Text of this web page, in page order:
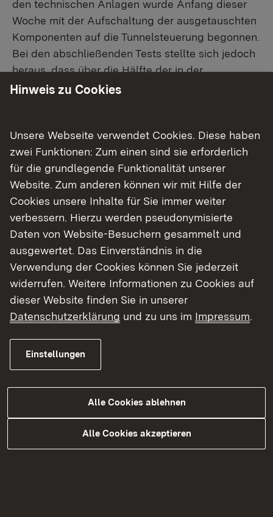
den technischen Anlagen wurde Anfang dieser
Woche mit der Aufschaltung der ausgetauschten
Komponenten auf die Tunnelsteuerung begonnen.
Bei den abschließenden Tests stellte sich jedoch
heraus, dass über die Hälfte der in der
Tunneldecke verbauten - von den laufenden
waren. Dies ist nach aktueller Einschätzung ein
schwerwiegendes Sicherheitsrisiko, da im
Brandfall Rauch und schädliche Brandgase nicht
in ausreichendem Maße aus dem Tunnel geleitet
werden können.
Daher wurde gemeinsam mit dem für die
Erneuerung der Sicherheitstechnik zuständigen
Regierungspräsidium Karlsruhe sowie dem Rhein-
Neckar-Kreis als Tunnelbetreiber die
Entscheidung getroffen, dass der Tunnel zur
Sicherheit der Verkehrsteilnehmenden am
werden kann.
Aktuell arbeiten die Verantwortlichen des
Regierungspräsidiums Karlsruhe, des Rhein-
Hinweis zu Cookies
Unsere Webseite verwendet Cookies. Diese haben
zwei Funktionen: Zum einen sind sie erforderlich
für die grundlegende Funktionalität unserer
Website. Zum anderen können wir mit Hilfe der
Cookies unsere Inhalte für Sie immer weiter
verbessern. Hierzu werden pseudonymisierte
Daten von Website-Besuchern gesammelt und
ausgewertet. Das Einverständnis in die
Verwendung der Cookies können Sie jederzeit
widerrufen. Weitere Informationen zu Cookies auf
dieser Website finden Sie in unserer
Datenschutzerklärung und zu uns im Impressum.
Einstellungen
Alle Cookies ablehnen
Alle Cookies akzeptieren